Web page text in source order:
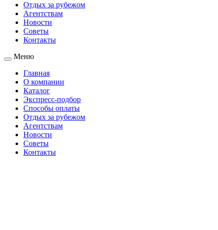
Отдых за рубежом
Агентствам
Новости
Советы
Контакты
Меню
Главная
О компании
Каталог
Экспресс-подбор
Способы оплаты
Отдых за рубежом
Агентствам
Новости
Советы
Контакты